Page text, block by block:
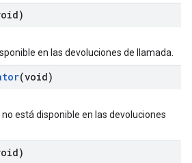
en las devoluciones de llamada.
(void)
está disponible en las devoluciones